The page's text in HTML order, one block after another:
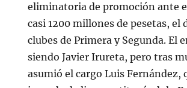
eliminatoria de promoción ante
casi 1200 millones de pesetas,
clubes de Primera y Segunda. El
siendo Javier Irureta, pero tras
asumió el cargo Luis